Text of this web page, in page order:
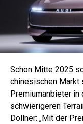
Schon Mitte 2025
chinesischen Markt
Premiumanbieter
schwierigeren
Döllner: „Mit der